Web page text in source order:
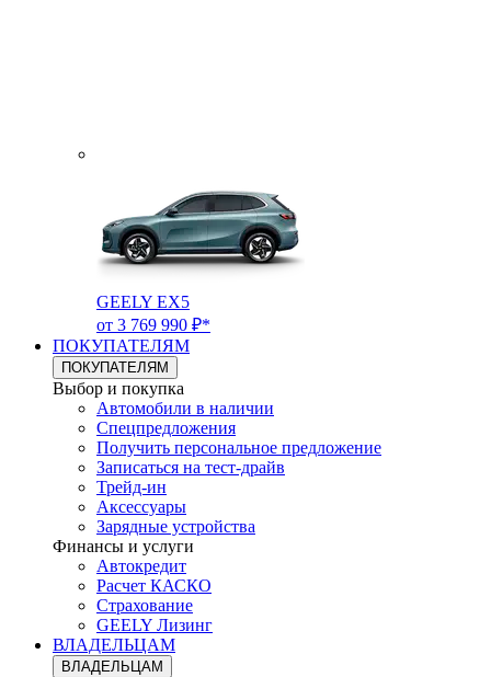
GEELY EX5
от 3 769 990 ₽*
ПОКУПАТЕЛЯМ
ПОКУПАТЕЛЯМ
Выбор и покупка
Автомобили в наличии
Спецпредложения
Получить персональное предложение
Записаться на тест-драйв
Трейд-ин
Аксессуары
Зарядные устройства
Финансы и услуги
Автокредит
Расчет КАСКО
Страхование
GEELY Лизинг
ВЛАДЕЛЬЦАМ
ВЛАДЕЛЬЦАМ